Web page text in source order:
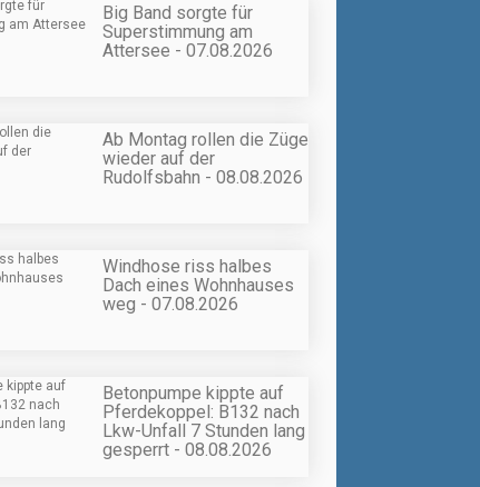
Big Band sorgte für
Superstimmung am
Attersee - 07.08.2026
Ab Montag rollen die Züge
wieder auf der
Rudolfsbahn - 08.08.2026
Windhose riss halbes
Dach eines Wohnhauses
weg - 07.08.2026
Betonpumpe kippte auf
Pferdekoppel: B132 nach
Lkw-Unfall 7 Stunden lang
gesperrt - 08.08.2026